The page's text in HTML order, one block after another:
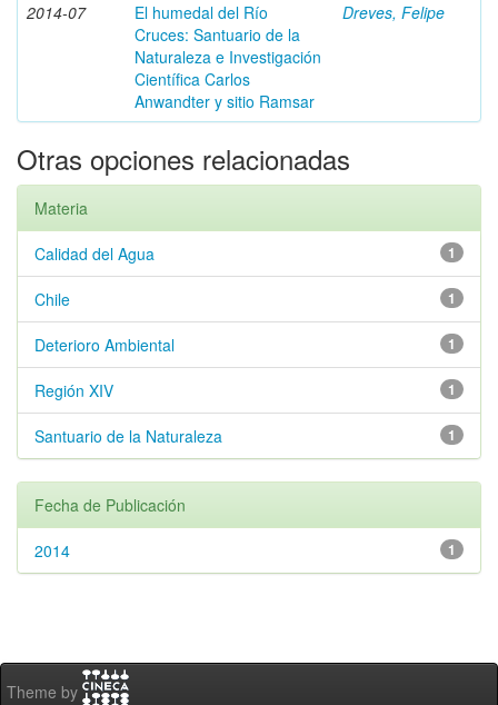
2014-07
El humedal del Río
Cruces: Santuario de la
Naturaleza e Investigación
Científica Carlos
Anwandter y sitio Ramsar
Dreves, Felipe
Otras opciones relacionadas
Materia
1
Calidad del Agua
1
Chile
1
Deterioro Ambiental
1
Región XIV
1
Santuario de la Naturaleza
Fecha de Publicación
1
2014
Theme by